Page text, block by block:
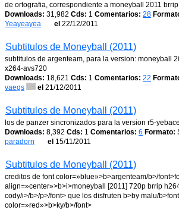
de ortografia, correspondiente a moneyball 2011
Downloads: 31,982 Cds: 1 Comentarios: 28
Yeayeayea
el 22/12/2011
Subtitulos de Moneyball (2011)
subtitulos de argenteam, para la version: moneyball
x264-avs720
Downloads: 18,621 Cds: 1 Comentarios: 22
vaegs
el 21/12/2011
Subtitulos de Moneyball (2011)
los de panzer sincronizados para la version r5-
Downloads: 8,392 Cds: 1 Comentarios: 6 Formato:
paradorn
el 15/11/2011
Subtitulos de Moneyball (2011)
creditos de font color=»blue»>b>argenteam/b>/
align=»center»>b>i>moneyball [2011] 720p brrip
cody/i>/b>/p>/font> que los disfruten b>by malu/b>font
color=»red»>b>ky/b>/font>